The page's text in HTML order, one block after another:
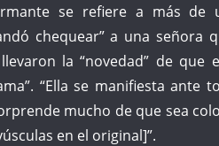
se refiere a más de
chequear” a una señora
la “novedad” de que
“Ella se manifiesta ante
mucho de que sea
en el original]”.